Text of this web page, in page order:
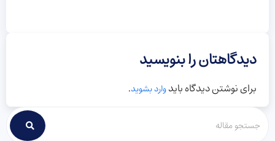
دیدگاهتان را بنویسید
برای نوشتن دیدگاه بایدوارد بشوید.